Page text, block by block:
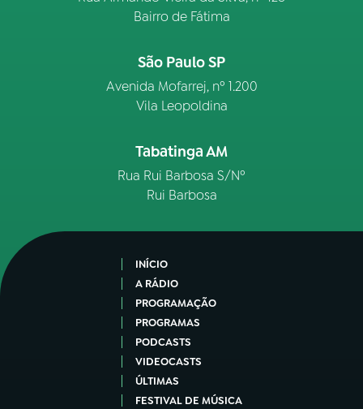
Bairro de Fátima
São Paulo SP
Avenida Mofarrej, nº 1.200
Vila Leopoldina
Tabatinga AM
Rua Rui Barbosa S/Nº
Rui Barbosa
INÍCIO
A RÁDIO
PROGRAMAÇÃO
PROGRAMAS
PODCASTS
VIDEOCASTS
ÚLTIMAS
FESTIVAL DE MÚSICA